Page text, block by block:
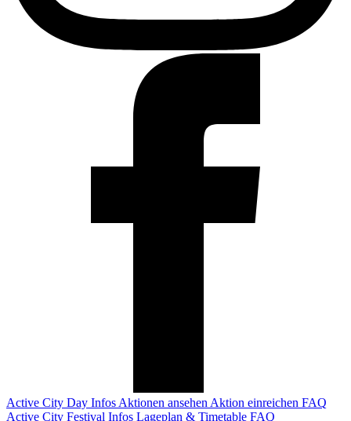
Active City Day Infos Aktionen ansehen Aktion einreichen FAQ
Active City Festival Infos Lageplan & Timetable FAQ